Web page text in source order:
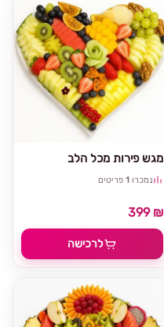
מגש פירות מכל הלב
נמכרו 1 פריטים
399 ₪
לרכישה